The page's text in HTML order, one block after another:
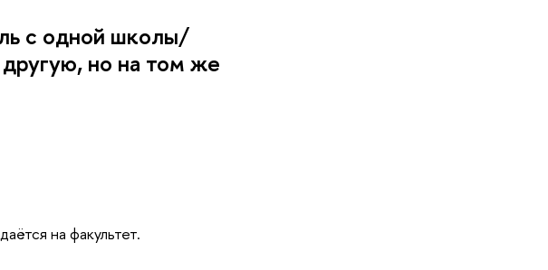
с одной школы/
другую, но на том же
на факультет.